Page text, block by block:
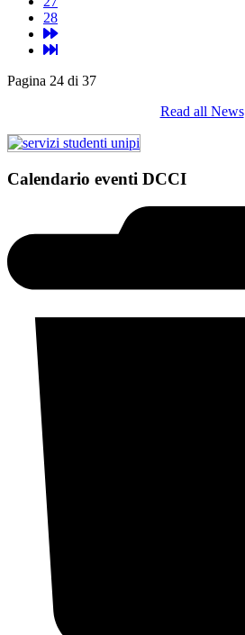
28
Pagina 24 di 37
Read all News
Calendario eventi DCCI